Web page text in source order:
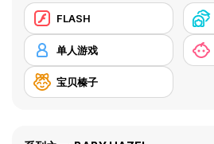
FLASH
单人游戏
宝贝榛子